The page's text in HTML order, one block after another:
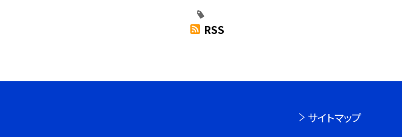
RSS
サイトマップ